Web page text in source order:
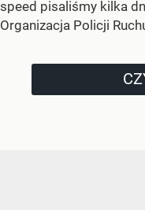
speed pisaliśmy kilka
Organizacja Policji